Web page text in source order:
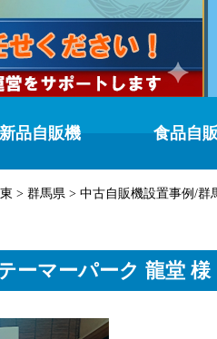
新品自販機 食品自
> 群馬県 > 中古自販機設置事例/群
ーマーパーク 龍堂 様